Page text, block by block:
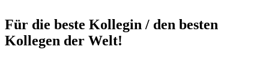
Für die beste Kollegin / den besten
Kollegen der Welt!